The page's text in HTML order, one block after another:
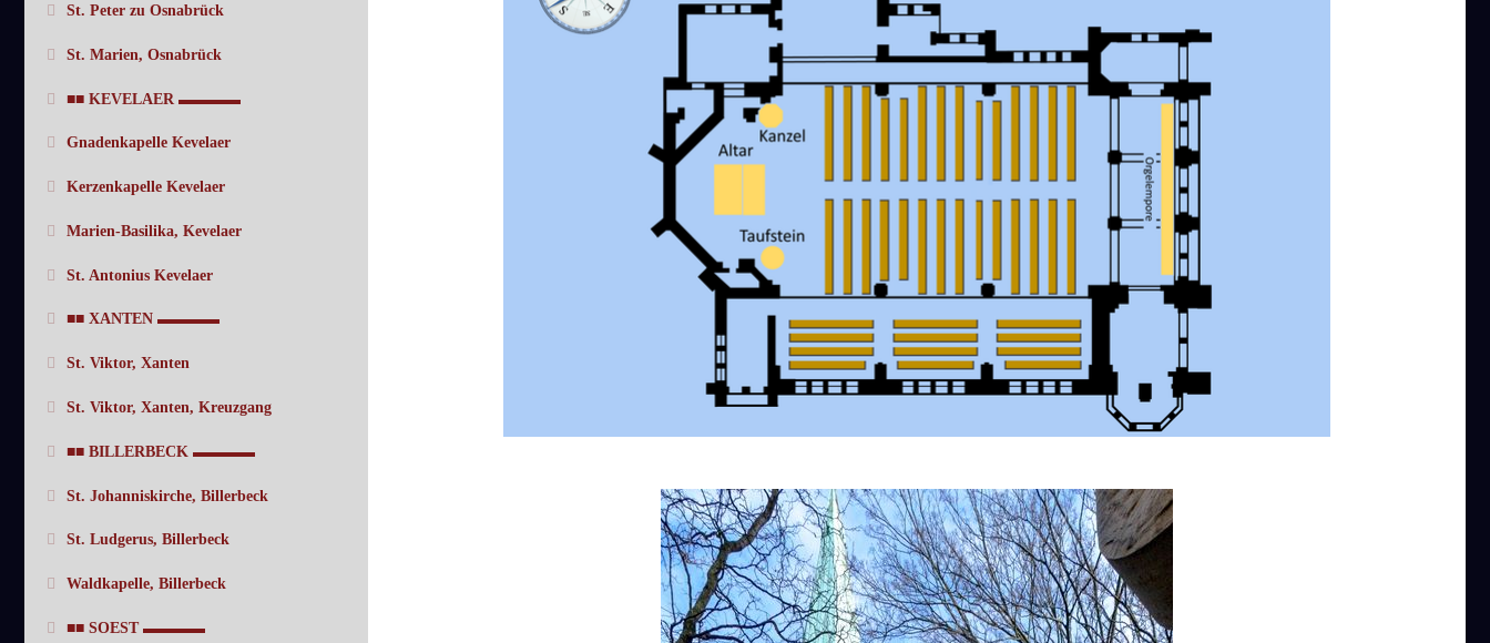
St. Peter zu Osnabrück
St. Marien, Osnabrück
■■ KEVELAER ▬▬▬▬
Gnadenkapelle Kevelaer
Kerzenkapelle Kevelaer
Marien-Basilika, Kevelaer
St. Antonius Kevelaer
■■ XANTEN ▬▬▬▬
St. Viktor, Xanten
St. Viktor, Xanten, Kreuzgang
■■ BILLERBECK ▬▬▬▬
St. Johanniskirche, Billerbeck
St. Ludgerus, Billerbeck
Waldkapelle, Billerbeck
■■ SOEST ▬▬▬▬